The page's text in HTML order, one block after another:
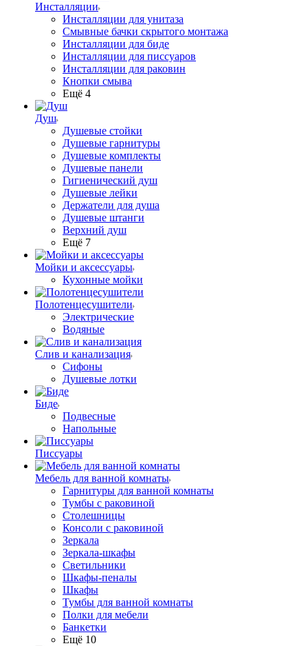
Инсталляции
Инсталляции для унитаза
Смывные бачки скрытого монтажа
Инсталляции для биде
Инсталляции для писсуаров
Инсталляции для раковин
Кнопки смыва
Ещё 4
Душ
Душевые стойки
Душевые гарнитуры
Душевые комплекты
Душевые панели
Гигиенический душ
Душевые лейки
Держатели для душа
Душевые штанги
Верхний душ
Ещё 7
Мойки и аксессуары
Кухонные мойки
Полотенцесушители
Электрические
Водяные
Слив и канализация
Сифоны
Душевые лотки
Биде
Подвесные
Напольные
Писсуары
Мебель для ванной комнаты
Гарнитуры для ванной комнаты
Тумбы с раковиной
Столешницы
Консоли с раковиной
Зеркала
Зеркала-шкафы
Светильники
Шкафы-пеналы
Шкафы
Тумбы для ванной комнаты
Полки для мебели
Банкетки
Ещё 10